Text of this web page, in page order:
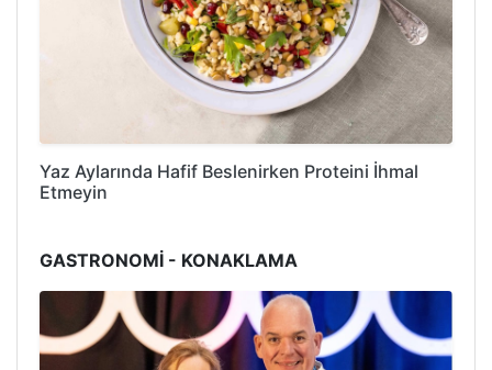
Yaz Aylarında Hafif Beslenirken Proteini İhmal
Etmeyin
GASTRONOMİ - KONAKLAMA